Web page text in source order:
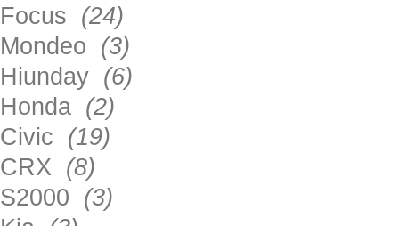
Focus (24)
Mondeo (3)
Hiunday (6)
Honda (2)
Civic (19)
CRX (8)
S2000 (3)